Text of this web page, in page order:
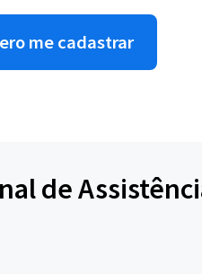
me cadastrar
de